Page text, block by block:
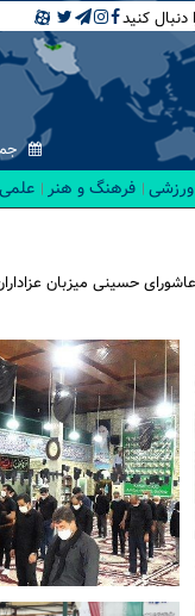
دنبال کنید
جمعه
ورزشی فرهنگ و هنر
حسینی میزبان